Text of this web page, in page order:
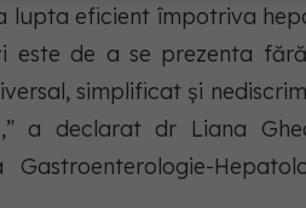
eficient împotriva
este de a se prezenta
simplificat și
a declarat dr Liana